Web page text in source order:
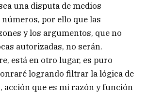
una disputa de medios
por ello que las
y los argumentos, que no
autorizadas, no serán.
está en otro lugar, es puro
logrando filtrar la lógica de
acción que es mi razón y función